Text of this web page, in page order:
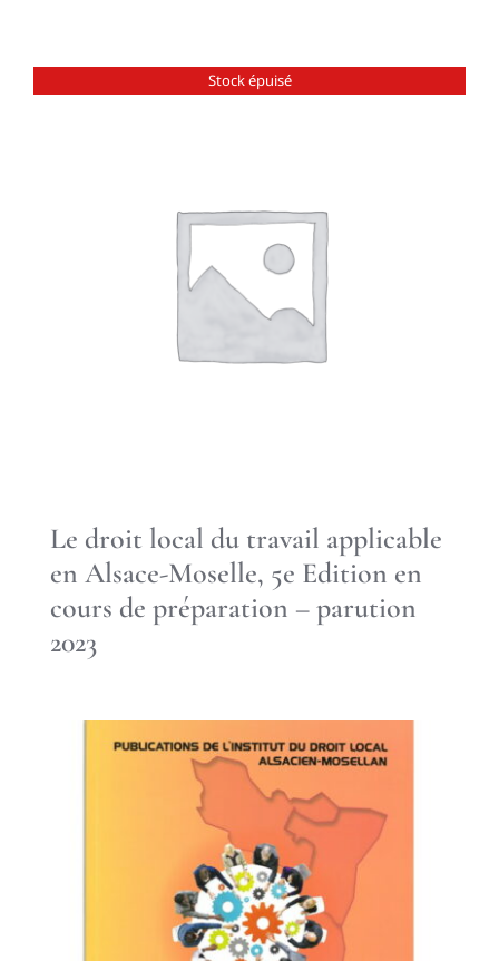
Stock épuisé
Le droit local du travail applicable
en Alsace-Moselle, 5e Edition en
cours de préparation – parution
2023